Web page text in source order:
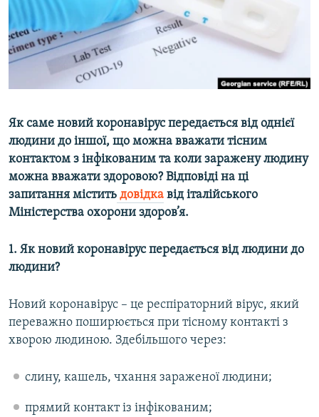
ВІДЕОУРОКИ «ELIFBE»
СВІДЧЕННЯ ОКУПАЦІЇ
УКРАЇНСЬКА ПРОБЛЕМА КРИМУ
ІНФОГРАФІКА
Русский
Qırımtatar
Усі сайти RFE/RL
Як саме новий коронавірус передається від однієї
людини до іншої, що можна вважати тісним
контактом з інфікованим та коли заражену людину
можна вважати здоровою? Відповіді на ці
запитання містить довідка від італійського
Міністерства охорони здоров’я.
1. Як новий коронавірус передається від людини до
людини?
Новий коронавірус – це респіраторний вірус, який
переважно поширюється при тісному контакті з
хворою людиною. Здебільшого через:
слину, кашель, чхання зараженої людини;
прямий контакт із інфікованим;